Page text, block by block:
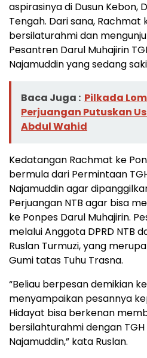
aspirasinya di Dusun Kebon,
Tengah. Dari sana,
bersilaturahmi dan
Pesantren Darul Muhajirin
Najamuddin yang sedang
Baca Juga : Pilkada
Perjuangan Putuskan
Abdul Wahid
Kedatangan Rachmat ke
bermula dari Permintaan
Najamuddin agar
Perjuangan NTB agar bisa
ke Ponpes Darul Muhajirin.
melalui Anggota DPRD NTB
Ruslan Turmuzi, yang
Gumi tatas Tuhu Trasna.
“Beliau berpesan demikian
menyampaikan pesannya
Hidayat bisa berkenan
bersilahturahmi dengan TGH
Najamuddin,” kata Ruslan.